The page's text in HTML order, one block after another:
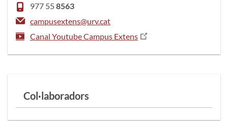
977 558563
campusextens@urv.cat
Canal Youtube Campus Extens
Col·laboradors